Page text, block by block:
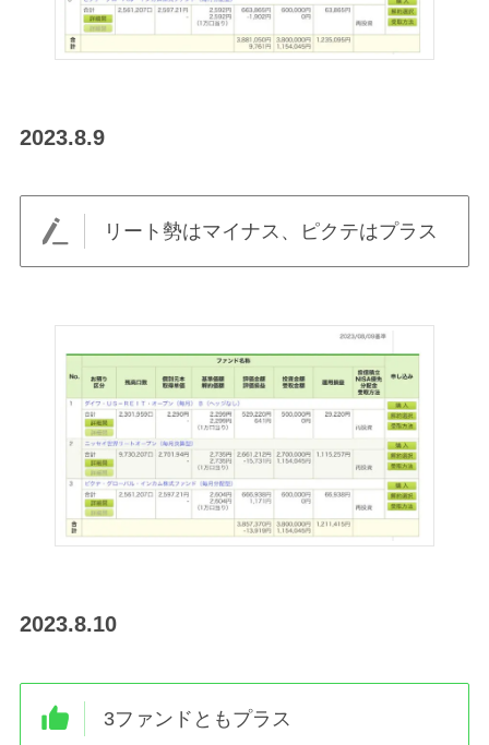
2023.8.9
リート勢はマイナス、ピクテはプラス
2023.8.10
3ファンドともプラス